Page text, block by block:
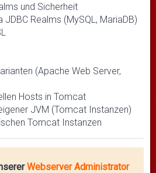
und Sicherheit
JDBC Realms (MySQL, MariaDB)
(Apache Web Server,
Hosts in Tomcat
JVM (Tomcat Instanzen)
Tomcat Instanzen
Webserver Administrator